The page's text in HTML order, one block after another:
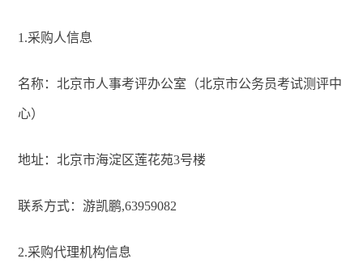
1.采购人信息
名称：北京市人事考评办公室（北京市公务员考试测评中
心）
地址：北京市海淀区莲花苑3号楼
联系方式：游凯鹏,63959082
2.采购代理机构信息